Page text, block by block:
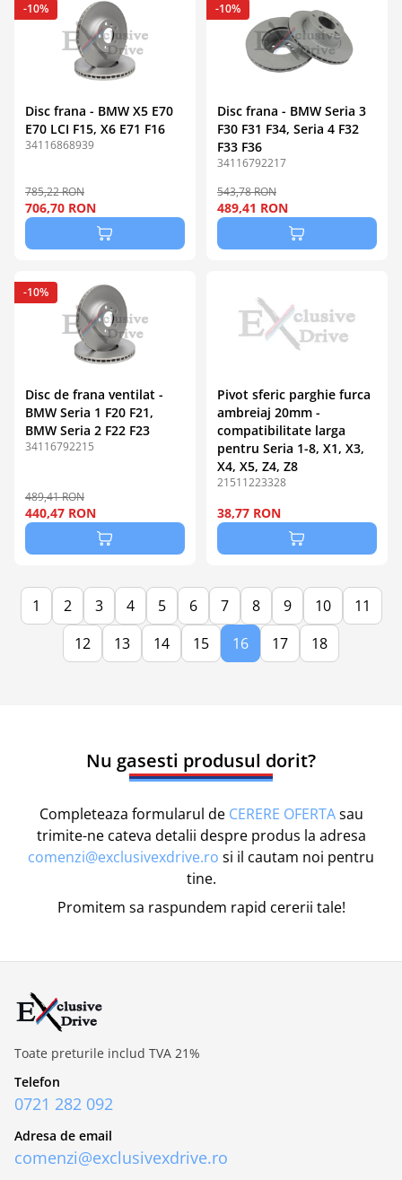
Disc frana - BMW X5 E70
E70 LCI F15, X6 E71 F16
34116868939
785,22 RON
706,70 RON
-10%
Disc frana - BMW Seria 3
F30 F31 F34, Seria 4 F32
F33 F36
34116792217
543,78 RON
489,41 RON
-10%
Disc de frana ventilat -
BMW Seria 1 F20 F21,
BMW Seria 2 F22 F23
34116792215
489,41 RON
440,47 RON
-10%
Pivot sferic parghie furca
ambreiaj 20mm -
compatibilitate larga
pentru Seria 1-8, X1, X3,
X4, X5, Z4, Z8
21511223328
38,77 RON
1 2 3 4 5 6 7 8 9 10
11
12
13 14 15 16 17 18
Nu gasesti produsul dorit?
Completeaza formularul de CERERE OFERTAsau
trimite-ne cateva detalii despre produs la adresa
comenzi@exclusivexdrive.ro si il cautam noi pentru
tine.
Promitem sa raspundem rapid cererii tale!
Toate preturile includ TVA 21%
Telefon
0721 282 092
Adresa de email
comenzi@exclusivexdrive.ro